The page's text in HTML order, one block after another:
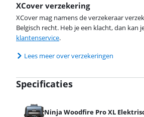
XCover verzekering
XCover mag namens de verzekeraar
Belgisch recht. Heb je een klacht, dan kan
klantenservice.
Lees meer over verzekeringen
Specificaties
Ninja Woodfire Pro XL